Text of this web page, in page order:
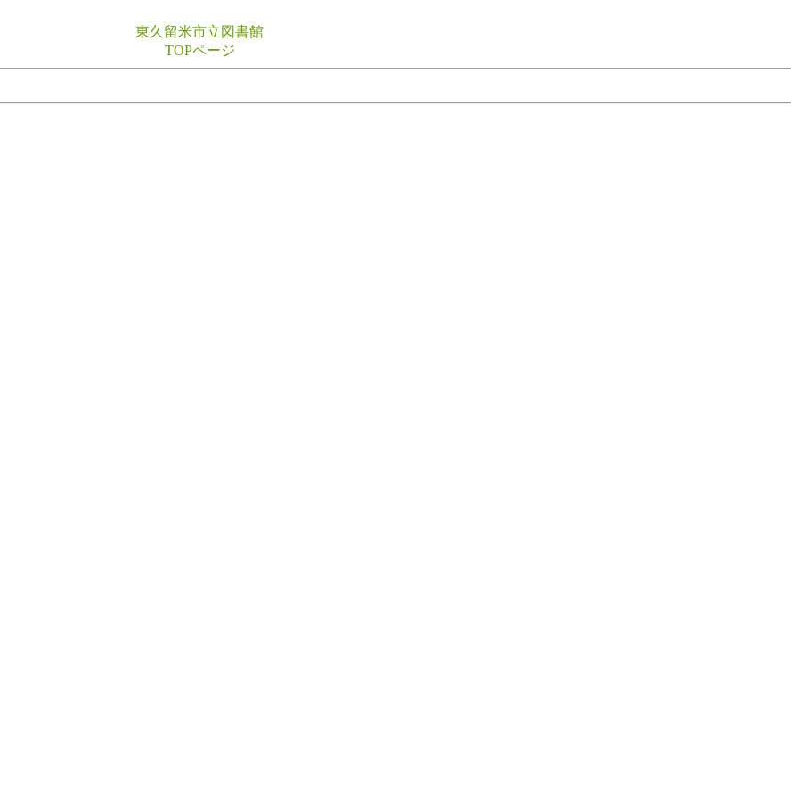
東久留米市立図書館
TOPページ